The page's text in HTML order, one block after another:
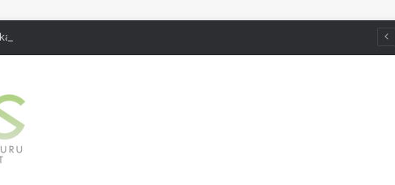
'Odoše ljudi u propast!' – tada je on u većoj propasti od njih